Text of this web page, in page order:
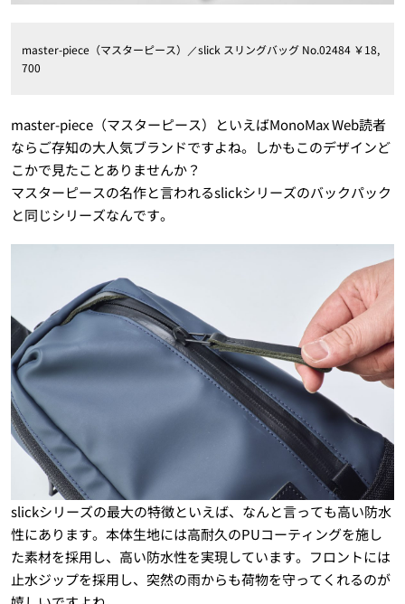
master-piece（マスターピース）／slick スリングバッグ No.02484 ￥18,
700
master-piece（マスターピース）といえばMonoMax Web読者
ならご存知の大人気ブランドですよね。しかもこのデザインど
こかで見たことありませんか？
マスターピースの名作と言われるslickシリーズのバックパック
と同じシリーズなんです。
slickシリーズの最大の特徴といえば、なんと言っても高い防水
性にあります。本体生地には高耐久のPUコーティングを施し
た素材を採用し、高い防水性を実現しています。フロントには
止水ジップを採用し、突然の雨からも荷物を守ってくれるのが